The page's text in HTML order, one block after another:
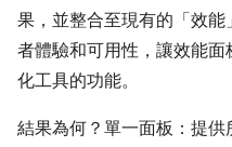
果，並整合至現有的「效
者體驗和可用性，讓效能
化工具的功能。
結果為何？單一面板：提